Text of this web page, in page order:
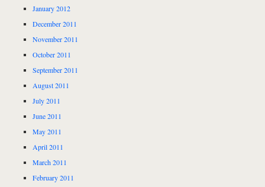
January 2012
December 2011
November 2011
October 2011
September 2011
August 2011
July 2011
June 2011
May 2011
April 2011
March 2011
February 2011